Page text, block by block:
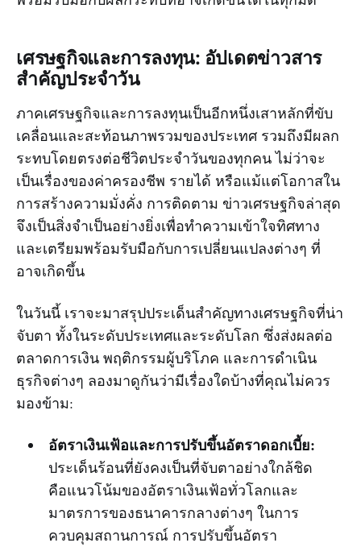
เศรษฐกิจและการลงทุน: อัปเดตข่าวสาร
สำคัญประจำวัน
ภาคเศรษฐกิจและการลงทุนเป็นอีกหนึ่งเสาหลักที่ขับ
เคลื่อนและสะท้อนภาพรวมของประเทศ รวมถึงมีผลก
ระทบโดยตรงต่อชีวิตประจำวันของทุกคน ไม่ว่าจะ
เป็นเรื่องของค่าครองชีพ รายได้ หรือแม้แต่โอกาสใน
การสร้างความมั่งคั่ง การติดตาม ข่าวเศรษฐกิจล่าสุด
จึงเป็นสิ่งจำเป็นอย่างยิ่งเพื่อทำความเข้าใจทิศทาง
และเตรียมพร้อมรับมือกับการเปลี่ยนแปลงต่างๆ ที่
อาจเกิดขึ้น
ในวันนี้ เราจะมาสรุปประเด็นสำคัญทางเศรษฐกิจที่น่า
จับตา ทั้งในระดับประเทศและระดับโลก ซึ่งส่งผลต่อ
ตลาดการเงิน พฤติกรรมผู้บริโภค และการดำเนิน
ธุรกิจต่างๆ ลองมาดูกันว่ามีเรื่องใดบ้างที่คุณไม่ควร
มองข้าม:
อัตราเงินเฟ้อและการปรับขึ้นอัตราดอกเบี้ย:
ประเด็นร้อนที่ยังคงเป็นที่จับตาอย่างใกล้ชิด
คือแนวโน้มของอัตราเงินเฟ้อทั่วโลกและ
มาตรการของธนาคารกลางต่างๆ ในการ
ควบคุมสถานการณ์ การปรับขึ้นอัตรา